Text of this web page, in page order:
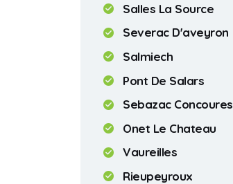
Salles La Source
Severac D'aveyron
Salmiech
Pont De Salars
Sebazac Concoures
Onet Le Chateau
Vaureilles
Rieupeyroux